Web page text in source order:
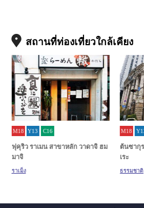
สถานที่ท่องเที่ยวใกล้เคียง
M18 Y13 C16
ฟุคุริว ราเมน สาขาหลัก วาดาจิ ฮม
มาจิ
ราเม็ง
M18
ต้นซากุ
เระ
ธรรมชาติ